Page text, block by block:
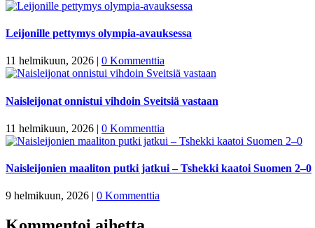
Leijonille pettymys olympia-avauksessa
11 helmikuun, 2026 | 0 Kommenttia
Naisleijonat onnistui vihdoin Sveitsiä vastaan
11 helmikuun, 2026 | 0 Kommenttia
Naisleijonien maaliton putki jatkui – Tshekki kaatoi Suomen 2–0
9 helmikuun, 2026 | 0 Kommenttia